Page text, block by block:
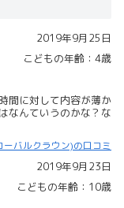
2019年9月25日
こどもの年齢：4歳
間に対して内容が薄か
なんていうのかな？な
ーバルクラウン)の口コミ
2019年9月23日
こどもの年齢：10歳